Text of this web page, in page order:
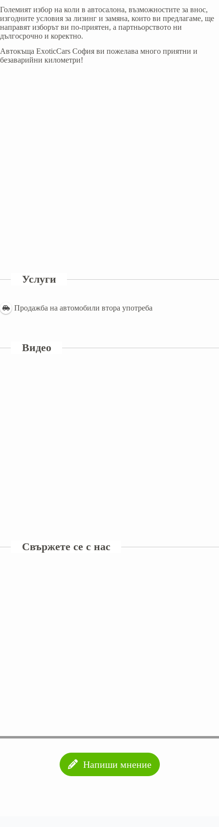
Големият избор на коли в автосалона, възможностите за внос,
изгодните условия за лизинг и замяна, които ви предлагаме, ще
направят изборът ви по-приятен, а партньорството ни
дългосрочно и коректно.
Автокъща ExoticCars София ви пожелава много приятни и
безаварийни километри!
Услуги
Продажба на автомобили втора употреба
Видео
Свържете се с нас
Напиши мнение